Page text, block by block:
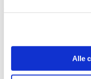
Alle
Samenwerking met
Rollen van adviseurs
Afsluitende